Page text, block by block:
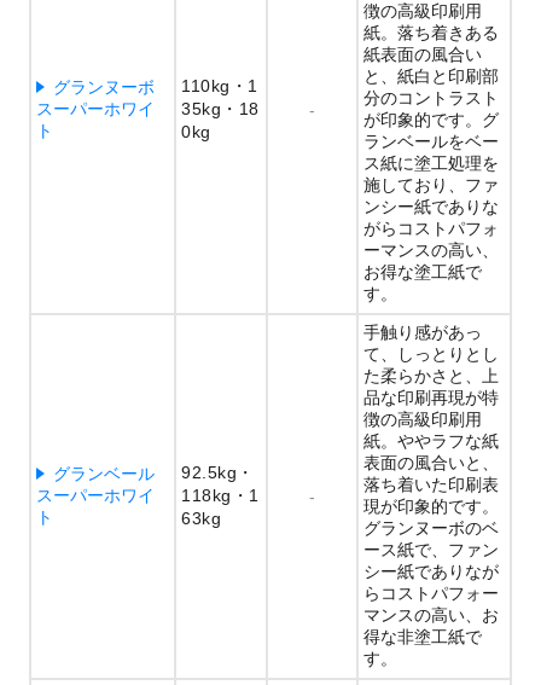
グランヌーボ
スーパーホワイ
ト
110kg
1
35kg
18
0kg
-
徴の高級印刷用
紙。落ち着きある
紙表面の風合い
と、紙白と印刷部
分のコントラスト
が印象的です。グ
ランベールをベー
ス紙に塗工処理を
施しており、ファ
ンシー紙でありな
がらコストパフォ
ーマンスの高い、
お得な塗工紙で
す。
グランベール
スーパーホワイ
ト
92.5kg
118kg
1
63kg
-
手触り感があっ
て、しっとりとし
た柔らかさと、上
品な印刷再現が特
徴の高級印刷用
紙。ややラフな紙
表面の風合いと、
落ち着いた印刷表
現が印象的です。
グランヌーボのベ
ース紙で、ファン
シー紙でありなが
らコストパフォー
マンスの高い、お
得な非塗工紙で
す。